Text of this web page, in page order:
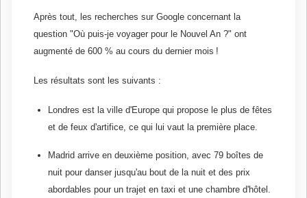
Après tout, les recherches sur Google concernant la
question "Où puis-je voyager pour le Nouvel An ?" ont
augmenté de 600 % au cours du dernier mois !
Les résultats sont les suivants :
Londres est la ville d'Europe qui propose le plus de fêtes
et de feux d'artifice, ce qui lui vaut la première place.
Madrid arrive en deuxième position, avec 79 boîtes de
nuit pour danser jusqu'au bout de la nuit et des prix
abordables pour un trajet en taxi et une chambre d'hôtel.